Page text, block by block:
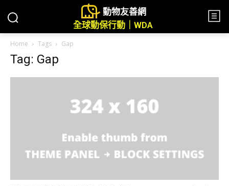
動物友善網
全球動保行動｜WDA
Home Tags Gap
Tag: Gap